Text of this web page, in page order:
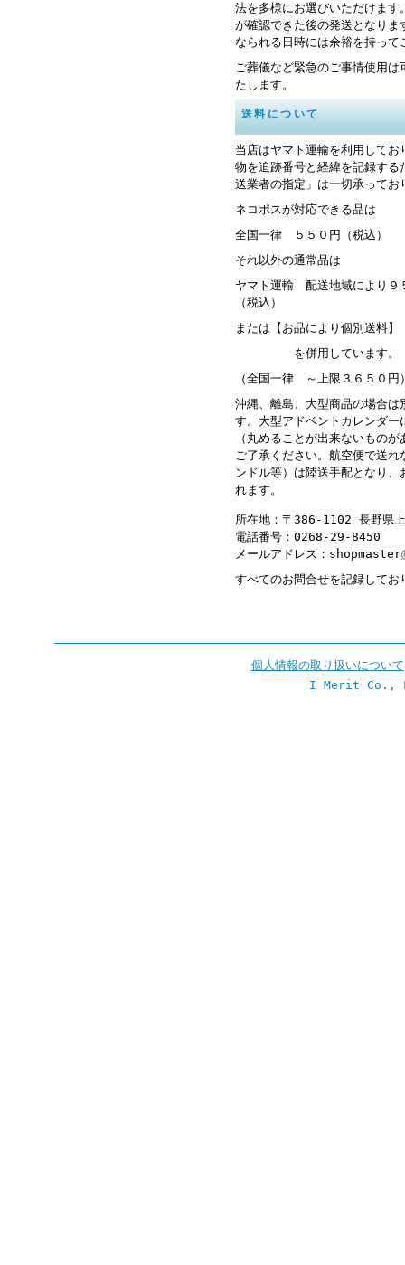
法を多様にお選びいただけます
が確認できた後の発送となりま
なられる日時には余裕を持って
ご葬儀など緊急のご事情使用は
たします。
送料について
当店はヤマト運輸を利用してお
物を追跡番号と経緯を記録する
送業者の指定」は一切承ってお
ネコポスが対応できる品は
全国一律 ５５０円（税込）
それ以外の通常品は
ヤマト運輸 配送地域により９
（税込）
または【お品により個別送料】
を併用しています。
（全国一律 ～上限３６５０円
沖縄、離島、大型商品の場合は
す。大型アドベントカレンダー
（丸めることが出来ないもの
ご了承ください。航空便で送れ
ンドル等）は陸送手配となり、
れます。
所在地：〒386-1102 長野県
電話番号：0268-29-8450
メールアドレス：shopmaster
すべてのお問合せを記録して
個人情報の取り扱いについて
I Merit Co.,